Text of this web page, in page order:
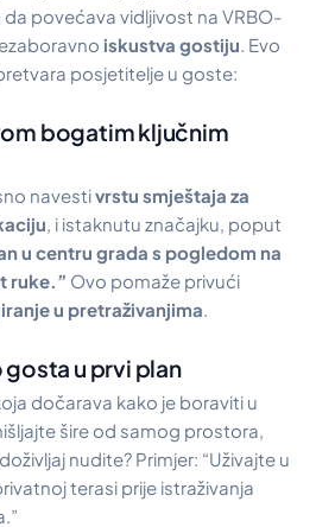
povećava vidljivost na VRBO-
iskustva gostiju. Evo
posjetitelje u goste:
bogatim ključnim
navestivrstu smještaja za
, i istaknutu značajku, poput
u centru grada s pogledom na
ruke.” Ovo pomaže privući
u pretraživanjima
u prvi plan
dočarava kako je boraviti u
šire od samog prostora,
doživljaj nudite? Primjer: “Uživajte u
terasi prije istraživanja